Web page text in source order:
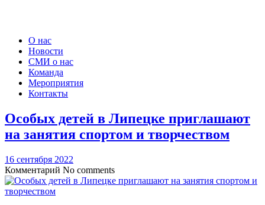
О нас
Новости
СМИ о нас
Команда
Мероприятия
Контакты
Особых детей в Липецке приглашают
на занятия спортом и творчеством
16 сентября 2022
Комментарий No comments